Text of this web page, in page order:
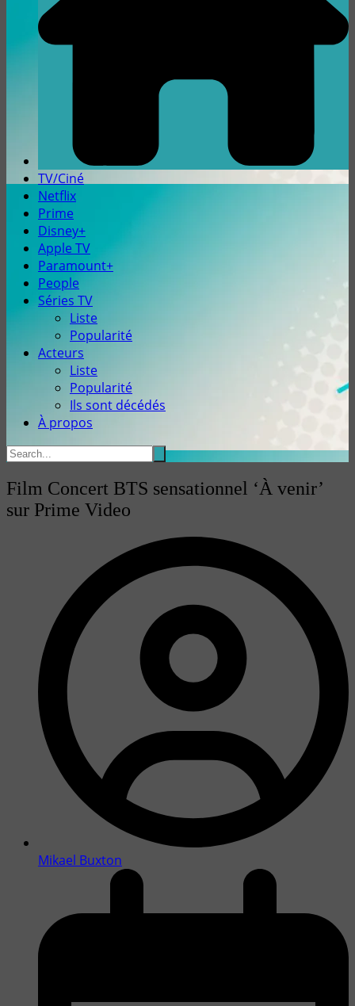
TV/Ciné
Netflix
Prime
Disney+
Apple TV
Paramount+
People
Séries TV
Liste
Popularité
Acteurs
Liste
Popularité
Ils sont décédés
À propos
Film Concert BTS sensationnel ‘À venir’
sur Prime Video
Mikael Buxton